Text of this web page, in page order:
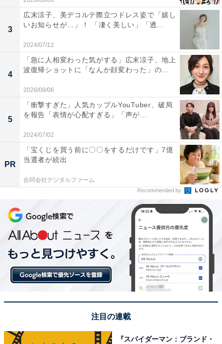
3
広末涼子、美デコルテ際立つドレス姿で「嬉し
いお知らせが…」！ 「凄く美しい」「透...
2024/07/12
4
「急に人相変わった気がする」広末涼子、地上
波復帰ショットに「なんか顔変わった」の...
2026/08/06
5
「衝撃すぎた」人気カップルYouTuber、破局
を報告「表情が心配すぎる」「声が...
2024/07/02
PR
「宝くじを買う前に〇〇をするだけです」7億
当選者が続出
合同会社デジタルファーム
Recommended by
注目の連載
『スパイダーマン：ブランド・